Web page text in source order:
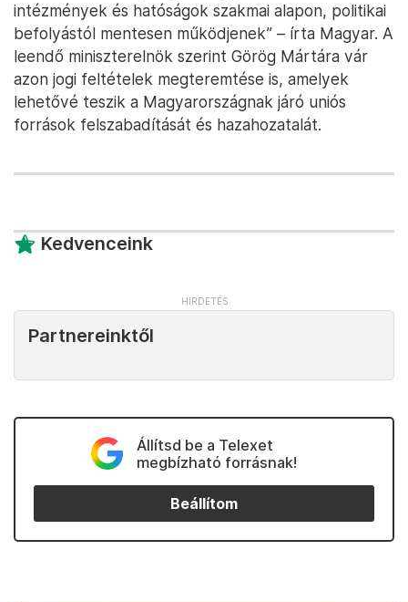
intézmények és hatóságok szakmai alapon, politikai
befolyástól mentesen működjenek” – írta Magyar. A
leendő miniszterelnök szerint Görög Mártára vár
azon jogi feltételek megteremtése is, amelyek
lehetővé teszik a Magyarországnak járó uniós
források felszabadítását és hazahozatalát.
Kedvenceink
Partnereinktől
Állítsd be a Telexet
megbízható forrásnak!
Beállítom